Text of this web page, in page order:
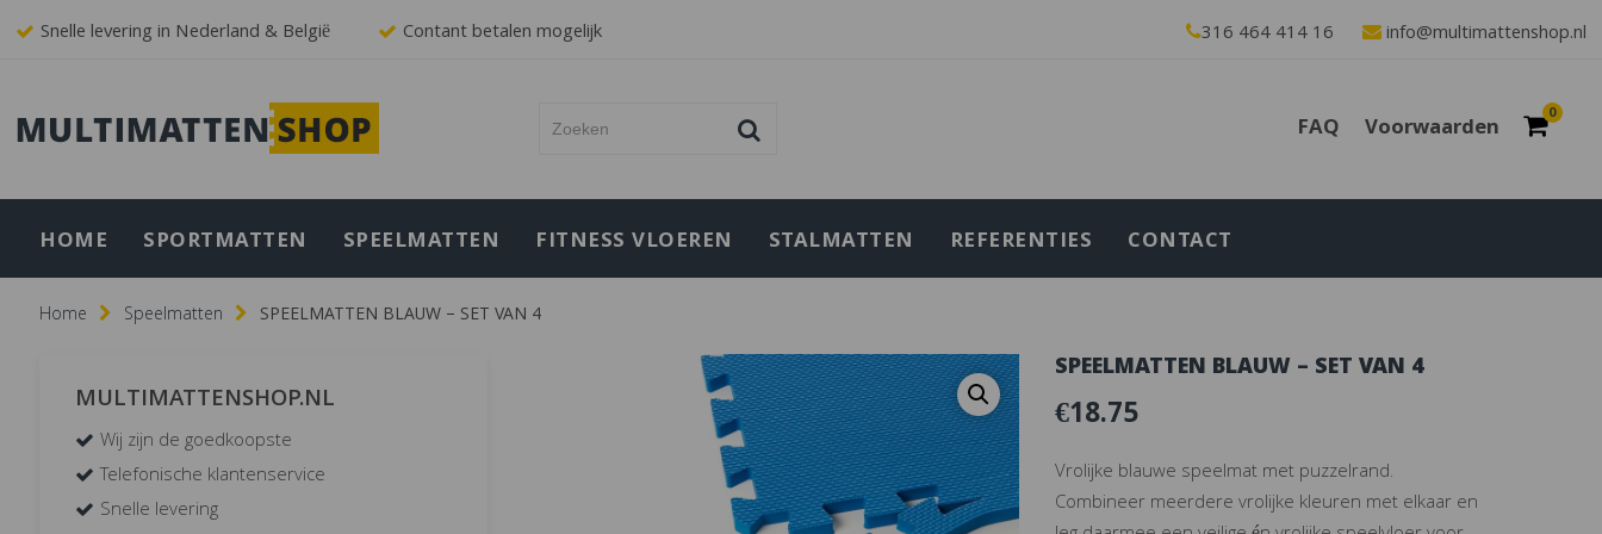
Snelle levering in Nederland & België Contant betalen mogelijk 316 464 414 16 info@multimattenshop.nl
FAQ Voorwaarden 0
HOME SPORTMATTEN SPEELMATTEN FITNESS VLOEREN STALMATTEN REFERENTIES CONTACT
Home Speelmatten SPEELMATTEN BLAUW – SET VAN 4
MULTIMATTENSHOP.NL
Wij zijn de goedkoopste
Telefonische klantenservice
Snelle levering
SPEELMATTEN BLAUW – SET VAN 4
€18.75
Vrolijke blauwe speelmat met puzzelrand.
Combineer meerdere vrolijke kleuren met elkaar en